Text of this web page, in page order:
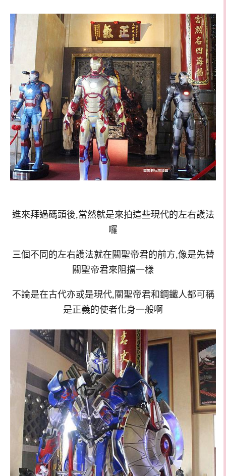
進來拜過碼頭後,當然就是來拍這些現代的左右護法
囉
三個不同的左右護法就在關聖帝君的前方,像是先替
關聖帝君來阻擋一樣
不論是在古代亦或是現代,關聖帝君和鋼鐵人都可稱
是正義的使者化身一般啊